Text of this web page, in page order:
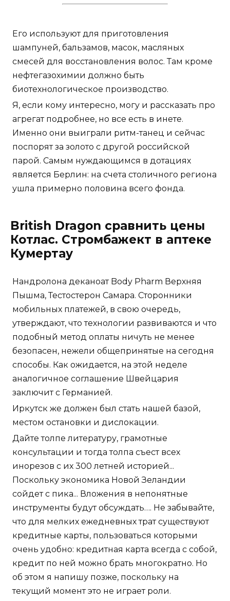
Его используют для приготовления
шампуней, бальзамов, масок, масляных
смесей для восстановления волос. Там кроме
нефтегазохимии должно быть
биотехнологическое производство.
Я, если кому интересно, могу и рассказать про
агрегат подробнее, но все есть в инете.
Именно они выиграли ритм-танец и сейчас
поспорят за золото с другой российской
парой. Самым нуждающимся в дотациях
является Берлин: на счета столичного региона
ушла примерно половина всего фонда.
British Dragon сравнить цены
Котлас. Стромбажект в аптеке
Кумертау
Нандролона деканоат Body Pharm Верхняя
Пышма, Тестостерон Самара. Сторонники
мобильных платежей, в свою очередь,
утверждают, что технологии развиваются и что
подобный метод оплаты ничуть не менее
безопасен, нежели общепринятые на сегодня
способы. Как ожидается, на этой неделе
аналогичное соглашение Швейцария
заключит с Германией.
Иркутск же должен был стать нашей базой,
местом остановки и дислокации.
Дайте толпе литературу, грамотные
консультации и тогда толпа съест всех
инорезов с их 300 летней историей...
Поскольку экономика Новой Зеландии
сойдет с пика... Вложения в непонятные
инструменты будут обсуждать…. Не забывайте,
что для мелких ежедневных трат существуют
кредитные карты, пользоваться которыми
очень удобно: кредитная карта всегда с собой,
кредит по ней можно брать многократно. Но
об этом я напишу позже, поскольку на
текущий момент это не играет роли.